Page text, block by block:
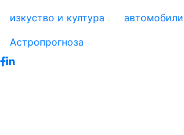
изкуство и култура
автомобили
Астропрогноза